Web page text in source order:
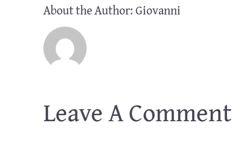
About the Author:Giovanni
Leave A Comment